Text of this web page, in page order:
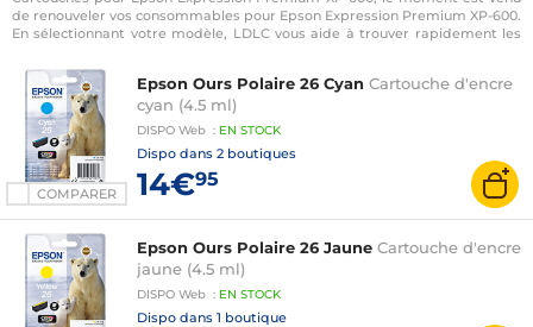
de renouveler vos consommables pour Epson Expression Premium XP-600.
En sélectionnant votre modèle, LDLC vous aide à trouver rapidement les
Expression Premium XP-600.
COMPARER
Epson Ours Polaire 26 Cyan Cartouche d'encre
cyan (4.5 ml)
DISPO Web : EN STOCK
Dispo dans 2 boutiques
14€95
Epson Ours Polaire 26 Jaune Cartouche d'encre
jaune (4.5 ml)
DISPO Web : EN STOCK
Dispo dans 1 boutique